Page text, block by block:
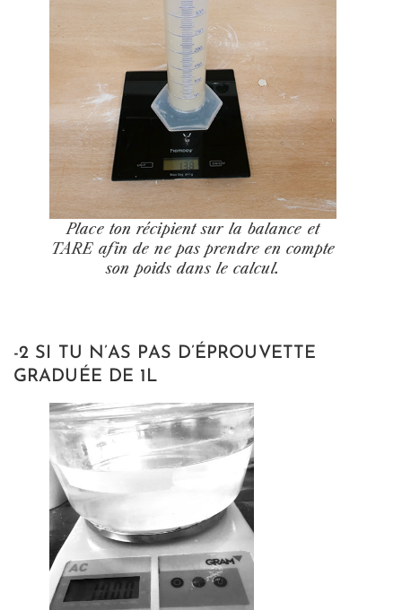
Place ton récipient sur la balance et
TARE afin de ne pas prendre en compte
son poids dans le calcul.
-2 SI TU N’AS PAS D’ÉPROUVETTE
GRADUÉE DE 1L